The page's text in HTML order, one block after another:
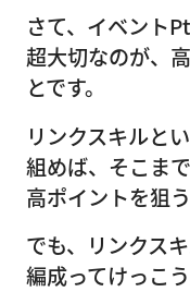
さて、イベント
超大切なのが、
とです。
リンクスキルと
組めば、そこま
高ポイントを狙
でも、リンクス
編成ってけっこ